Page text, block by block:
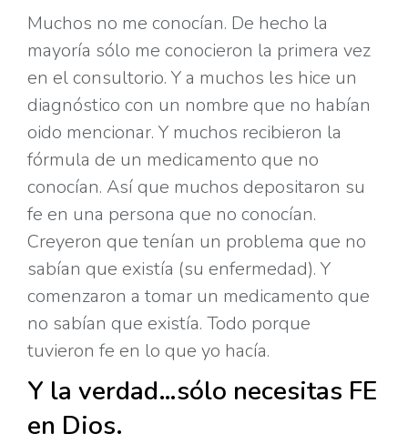
Muchos no me conocían. De hecho la
mayoría sólo me conocieron la primera vez
en el consultorio. Y a muchos les hice un
diagnóstico con un nombre que no habían
oido mencionar. Y muchos recibieron la
fórmula de un medicamento que no
conocían. Así que muchos depositaron su
fe en una persona que no conocían.
Creyeron que tenían un problema que no
sabían que existía (su enfermedad). Y
comenzaron a tomar un medicamento que
no sabían que existía. Todo porque
tuvieron fe en lo que yo hacía.
Y la verdad…sólo necesitas FE
en Dios.